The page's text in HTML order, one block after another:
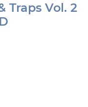
Traps Vol. 2